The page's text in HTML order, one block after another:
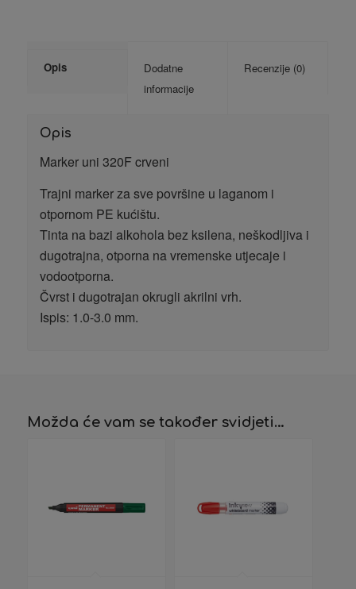
Opis
Dodatne
informacije
Recenzije (0)
Opis
Marker uni 320F crveni
Trajni marker za sve površine u laganom i
otpornom PE kućištu.
Tinta na bazi alkohola bez ksilena, neškodljiva i
dugotrajna, otporna na vremenske utjecaje i
vodootporna.
Čvrst i dugotrajan okrugli akrilni vrh.
Ispis: 1.0-3.0 mm.
Možda će vam se također svidjeti…